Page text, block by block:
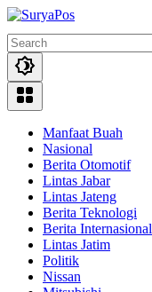
Skip
content
Manfaat Buah
Nasional
Berita Otomotif
Lintas Jabar
Lintas Jateng
Berita Teknologi
Berita Internasional
Lintas Jatim
Politik
Nissan